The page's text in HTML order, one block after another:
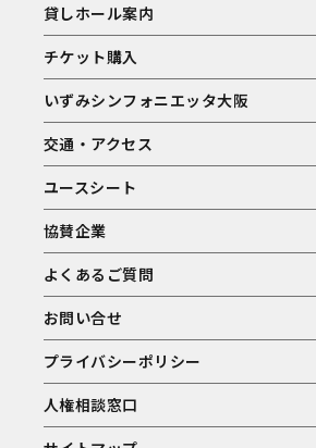
貸しホール案内
チケット購入
いずみシンフォニエッタ大阪
交通・アクセス
ユースシート
協賛企業
よくあるご質問
お問い合せ
プライバシーポリシー
人権相談窓口